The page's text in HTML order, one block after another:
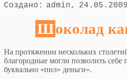
admin 24.05.2009
Шоколад
На протяжении нескольких
благородные могли позволить себе
буквально «пил» деньги».